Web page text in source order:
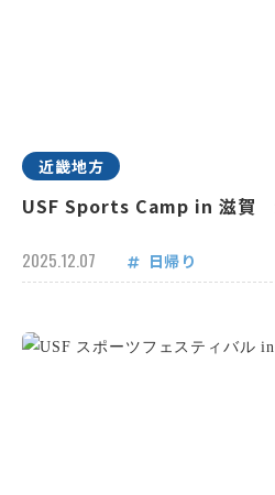
近畿地方
USF Sports Camp in 滋賀
2025.12.07 日帰り